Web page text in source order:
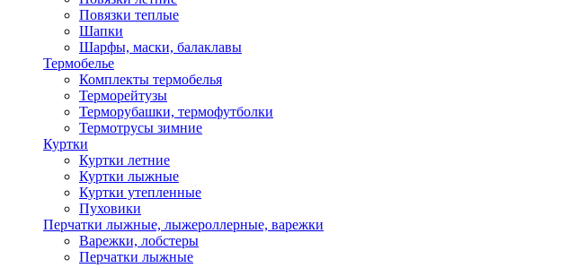
Повязки теплые
Шапки
Шарфы, маски, балаклавы
Термобелье
Комплекты термобелья
Терморейтузы
Терморубашки, термофутболки
Термотрусы зимние
Куртки
Куртки летние
Куртки лыжные
Куртки утепленные
Пуховики
Перчатки лыжные, лыжероллерные, варежки
Варежки, лобстеры
Перчатки лыжные